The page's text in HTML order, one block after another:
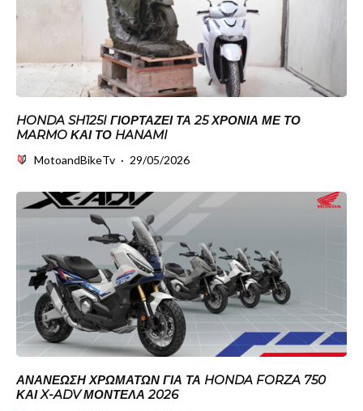
HONDA SH125I ΓΙΟΡΤΆΖΕΙ ΤΑ 25 ΧΡΌΝΙΑ ΜΕ ΤΟ
MARMO ΚΑΙ ΤΟ HANAMI
MotoandBikeTv · 29/05/2026
ΑΝΑΝΈΩΣΗ ΧΡΩΜΆΤΩΝ ΓΙΑ ΤΑ HONDA FORZA 750
ΚΑΙ X-ADV ΜΟΝΤΈΛΑ 2026